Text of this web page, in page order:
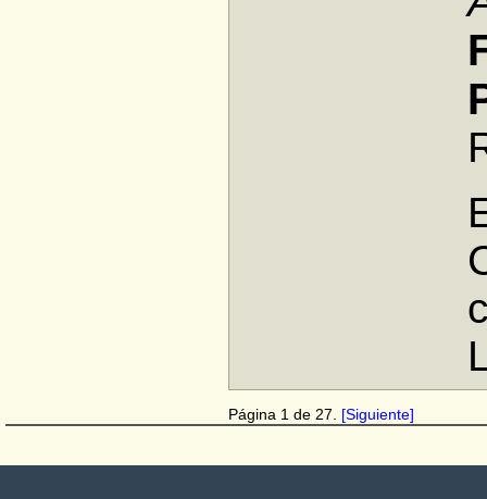
Página 1 de 27. [Siguiente]